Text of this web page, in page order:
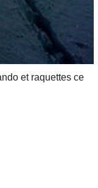
et raquettes ce